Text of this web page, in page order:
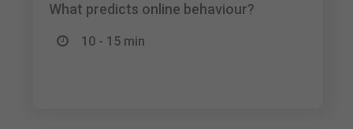
What predicts online behaviour?
10 - 15 min